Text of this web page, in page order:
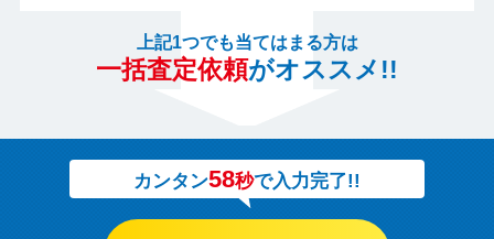
上記1つでも当てはまる方は
一括査定依頼がオススメ!!
カンタン58秒で入力完了!!